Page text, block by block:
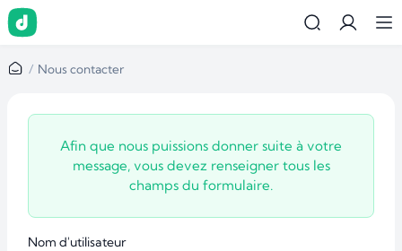
Nous contacter
Afin que nous puissions donner suite à votre
message, vous devez renseigner tous les
champs du formulaire.
Nom d'utilisateur